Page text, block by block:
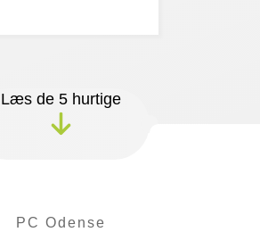
Læs de 5 hurtige
PC Odense